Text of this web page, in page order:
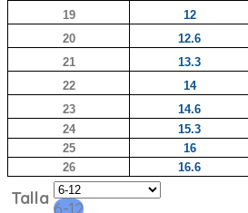
19
12
20
12.6
21
13.3
22
14
23
14.6
24
15.3
25
16
26
16.6
Talla